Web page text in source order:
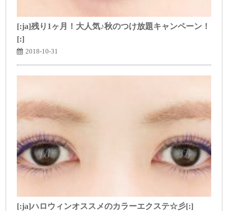
[:ja]残り1ヶ月！大人気♪秋のつけ放題キャンペーン！
[:]
2018-10-31
[:ja]ハロウィンオススメのカラーエクステ☆彡[:]